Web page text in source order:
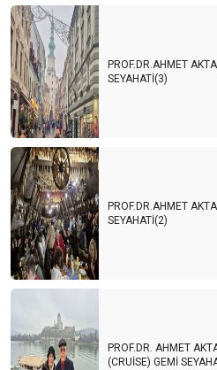
PROF.DR.AHMET
SEYAHATİ(3)
PROF.DR.AHMET
SEYAHATİ(2)
PROF.DR. AHMET
(CRUİSE) GEMİ